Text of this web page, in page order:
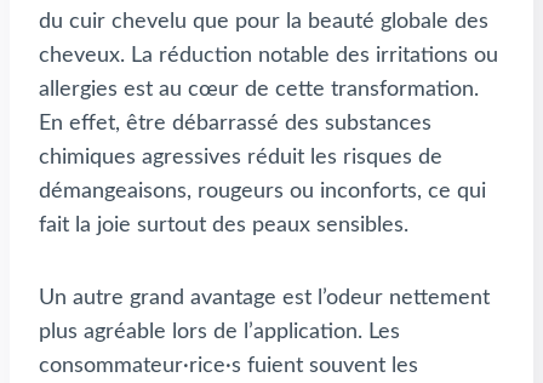
du cuir chevelu que pour la beauté globale des
cheveux. La réduction notable des irritations ou
allergies est au cœur de cette transformation.
En effet, être débarrassé des substances
chimiques agressives réduit les risques de
démangeaisons, rougeurs ou inconforts, ce qui
fait la joie surtout des peaux sensibles.
Un autre grand avantage est l’odeur nettement
plus agréable lors de l’application. Les
consommateur·rice·s fuient souvent les